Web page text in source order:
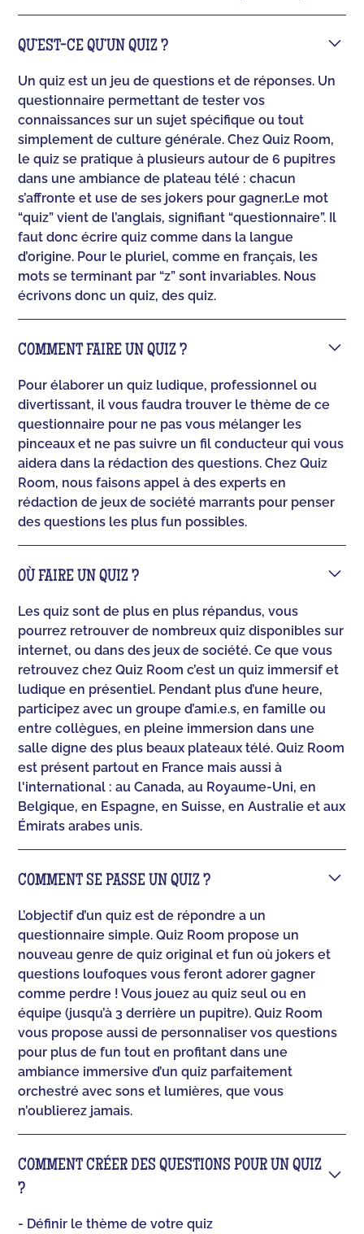
QU’EST-CE QU’UN QUIZ ?
Un quiz est un jeu de questions et de réponses. Un
questionnaire permettant de tester vos
connaissances sur un sujet spécifique ou tout
simplement de culture générale. Chez Quiz Room,
le quiz se pratique à plusieurs autour de 6 pupitres
dans une ambiance de plateau télé : chacun
s’affronte et use de ses jokers pour gagner.‍Le mot
“quiz” vient de l’anglais, signifiant “questionnaire”. Il
faut donc écrire quiz comme dans la langue
d’origine. Pour le pluriel, comme en français, les
mots se terminant par “z” sont invariables. Nous
écrivons donc un quiz, des quiz.
COMMENT FAIRE UN QUIZ ?
Pour élaborer un quiz ludique, professionnel ou
divertissant, il vous faudra trouver le thème de ce
questionnaire pour ne pas vous mélanger les
pinceaux et ne pas suivre un fil conducteur qui vous
aidera dans la rédaction des questions. Chez Quiz
Room, nous faisons appel à des experts en
rédaction de jeux de société marrants pour penser
des questions les plus fun possibles.
OÙ FAIRE UN QUIZ ?
Les quiz sont de plus en plus répandus, vous
pourrez retrouver de nombreux quiz disponibles sur
internet, ou dans des jeux de société. Ce que vous
retrouvez chez Quiz Room c’est un quiz immersif et
ludique en présentiel. Pendant plus d’une heure,
participez avec un groupe d’ami.e.s, en famille ou
entre collègues, en pleine immersion dans une
salle digne des plus beaux plateaux télé. Quiz Room
est présent partout en France mais aussi à
l'international : au Canada, au Royaume-Uni, en
Belgique, en Espagne, en Suisse, en Australie et aux
Émirats arabes unis.
COMMENT SE PASSE UN QUIZ ?
L’objectif d’un quiz est de répondre a un
questionnaire simple. Quiz Room propose un
nouveau genre de quiz original et fun où jokers et
questions loufoques vous feront adorer gagner
comme perdre ! Vous jouez au quiz seul ou en
équipe (jusqu’à 3 derrière un pupitre). Quiz Room
vous propose aussi de personnaliser vos questions
pour plus de fun tout en profitant dans une
ambiance immersive d’un quiz parfaitement
orchestré avec sons et lumières, que vous
n’oublierez jamais.
COMMENT CRÉER DES QUESTIONS POUR UN QUIZ
?
- Définir le thème de votre quiz